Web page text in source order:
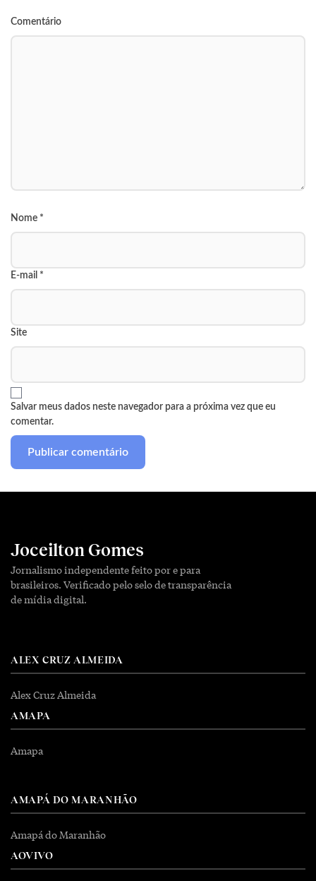
Comentário
Nome *
E-mail *
Site
Salvar meus dados neste navegador para a próxima vez que eu
comentar.
Joceilton Gomes
Jornalismo independente feito por e para
brasileiros. Verificado pelo selo de transparência
de mídia digital.
ALEX CRUZ ALMEIDA
Alex Cruz Almeida
AMAPA
Amapa
AMAPÁ DO MARANHÃO
Amapá do Maranhão
AOVIVO